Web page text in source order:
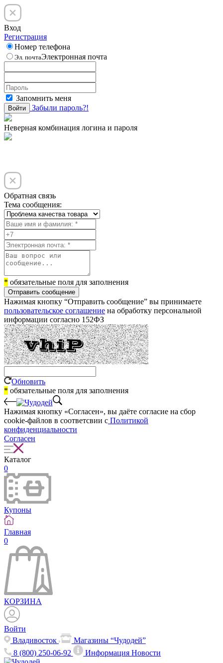
Вход
Регистрация
Номер телефона
Эл. почтаЭлектронная почта
Запомнить меня
Войти Забыли пароль?!
Неверная комбинация логина и пароля
Обратная связь
Тема сообщения:
* обязательные поля для заполнения
Отправить сообщение
Нажимая кнопку “Отправить сообщение” вы принимаете
пользовательское соглашение на обработку персональной
информации согласно 152ФЗ
Обновить
* обязательные поля для заполнения
Нажимая кнопку «Согласен», вы даёте cогласие на сбор
cookie-файлов в соответсвии с Политикой
конфиденциальности
Согласен
Каталог
0
Купоны
Главная
0
КОРЗИНА
Войти
Владивосток
Магазины “Чудодей”
8 (800) 250-06-92
ИнформацияНовости